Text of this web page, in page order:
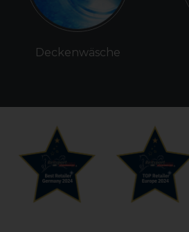
Deckenwäsche